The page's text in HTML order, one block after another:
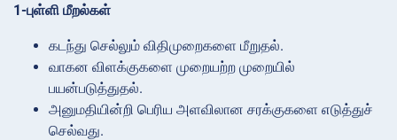
1-புள்ளி மீறல்கள்
கடந்து செல்லும் விதிமுறைகளை மீறுதல்.
வாகன விளக்குகளை முறையற்ற முறையில்
பயன்படுத்துதல்.
அனுமதியின்றி பெரிய அளவிலான சரக்குகளை எடுத்துச்
செல்வது.